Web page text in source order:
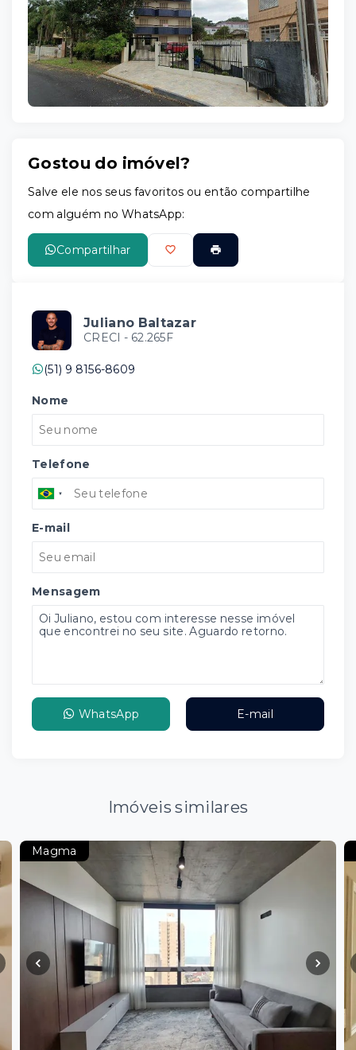
Leaflet
Gostou do imóvel?
Salve ele nos seus favoritos ou então compartilhe
com alguém no WhatsApp:
Compartilhar
Juliano Baltazar
CRECI - 62.265F
(51) 9 8156-8609
Nome
Telefone
E-mail
Mensagem
WhatsApp E-mail
Imóveis similares
Magma